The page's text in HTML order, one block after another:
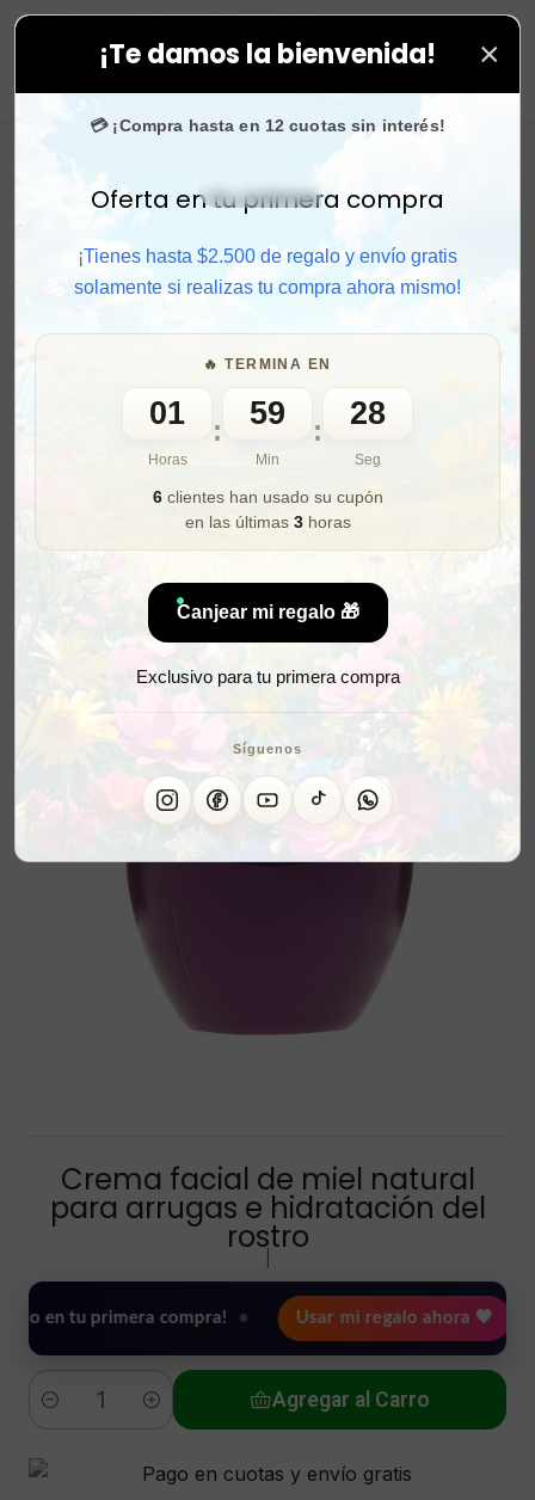
¡Te damos la bienvenida! ×
💳 ¡Compra hasta en 12 cuotas sin interés!
Activar sonido
Oferta en tu primera compra
¡Tienes hasta $2.500 de regalo y envío gratis
solamente si realizas tu compra ahora mismo!
🔥 TERMINA EN
01
Horas
: 59
Min
:
26
Seg
6clientes han usado su cupón
en las últimas 3horas
Canjear mi regalo 🎁
Exclusivo para tu primera compra
Síguenos
Crema facial de miel natural
para arrugas e hidratación del
rostro
primera compra! • Usar mi regalo ahora 🖤 🎉
Cantidad
Agregar al Carro